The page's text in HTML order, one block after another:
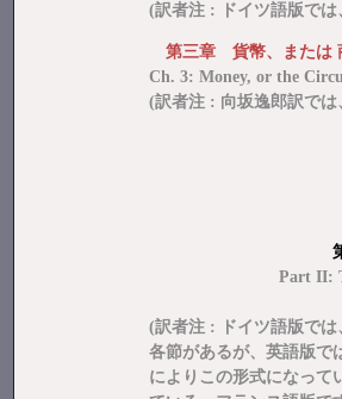
(訳者注 : ドイツ語版で
第三章 貨幣、または
Ch. 3: Money, or the
(訳者注 : 向坂逸郎訳で
Part II:
(訳者注 : ドイツ語版で
各節があるが、英語版で
によりこの形式になって